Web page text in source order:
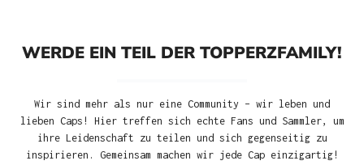
WERDE EIN TEIL DER TOPPERZFAMILY!
Wir sind mehr als nur eine Community – wir leben und
lieben Caps! Hier treffen sich echte Fans und Sammler, um
ihre Leidenschaft zu teilen und sich gegenseitig zu
inspirieren. Gemeinsam machen wir jede Cap einzigartig!